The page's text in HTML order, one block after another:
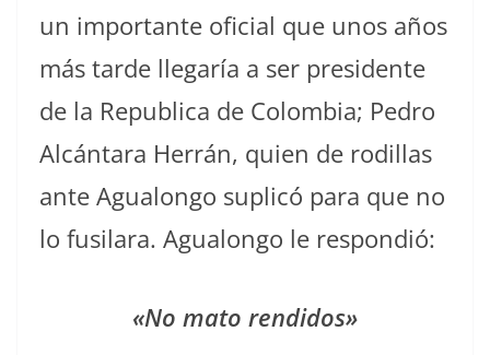
un importante oficial que unos años
más tarde llegaría a ser presidente
de la Republica de Colombia; Pedro
Alcántara Herrán, quien de rodillas
ante Agualongo suplicó para que no
lo fusilara. Agualongo le respondió:
«No mato rendidos»